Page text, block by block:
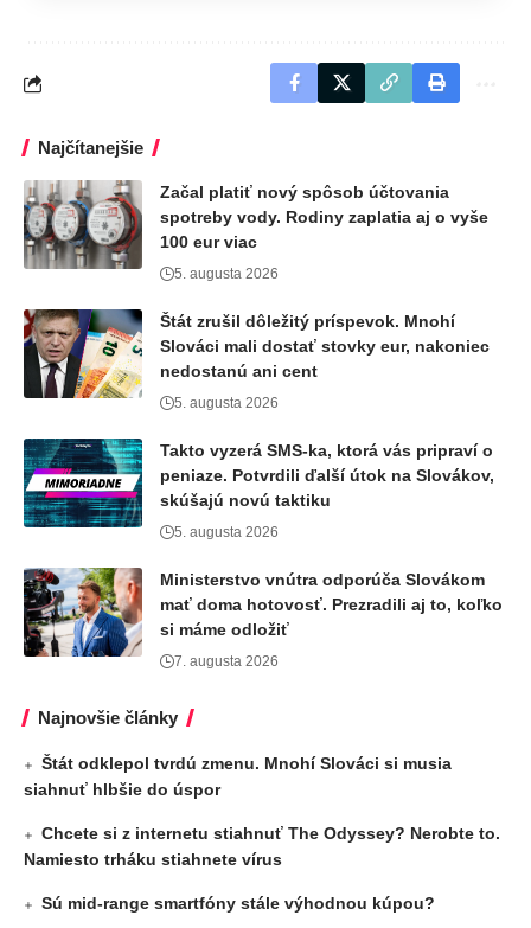
Najčítanejšie
Začal platiť nový spôsob účtovania
spotreby vody. Rodiny zaplatia aj o vyše
100 eur viac
5. augusta 2026
Štát zrušil dôležitý príspevok. Mnohí
Slováci mali dostať stovky eur, nakoniec
nedostanú ani cent
5. augusta 2026
Takto vyzerá SMS-ka, ktorá vás pripraví o
peniaze. Potvrdili ďalší útok na Slovákov,
skúšajú novú taktiku
5. augusta 2026
Ministerstvo vnútra odporúča Slovákom
mať doma hotovosť. Prezradili aj to, koľko
si máme odložiť
7. augusta 2026
Najnovšie články
Štát odklepol tvrdú zmenu. Mnohí Slováci si musia
siahnuť hlbšie do úspor
Chcete si z internetu stiahnuť The Odyssey? Nerobte to.
Namiesto trháku stiahnete vírus
Sú mid-range smartfóny stále výhodnou kúpou?